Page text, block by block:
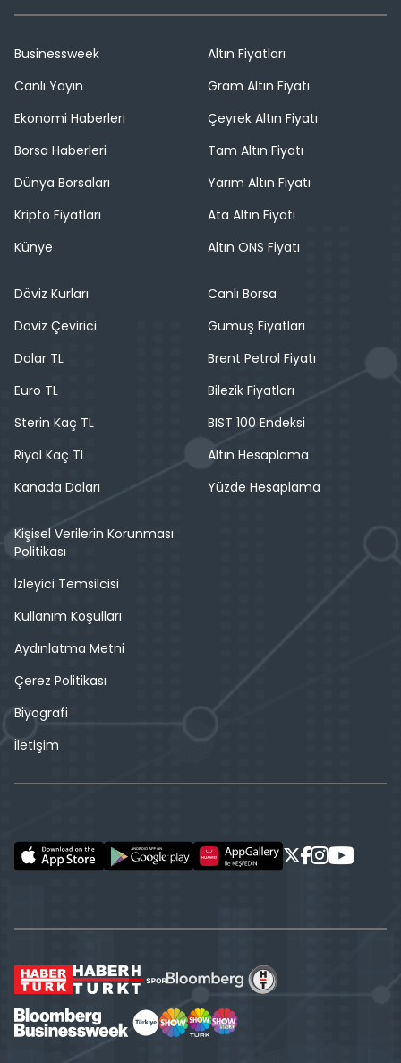
Businessweek
Canlı Yayın
Ekonomi Haberleri
Borsa Haberleri
Dünya Borsaları
Kripto Fiyatları
Künye
Altın Fiyatları
Gram Altın Fiyatı
Çeyrek Altın Fiyatı
Tam Altın Fiyatı
Yarım Altın Fiyatı
Ata Altın Fiyatı
Altın ONS Fiyatı
Döviz Kurları
Döviz Çevirici
Dolar TL
Euro TL
Sterin Kaç TL
Riyal Kaç TL
Kanada Doları
Canlı Borsa
Gümüş Fiyatları
Brent Petrol Fiyatı
Bilezik Fiyatları
BIST 100 Endeksi
Altın Hesaplama
Yüzde Hesaplama
Kişisel Verilerin Korunması
Politikası
İzleyici Temsilcisi
Kullanım Koşulları
Aydınlatma Metni
Çerez Politikası
Biyografi
İletişim